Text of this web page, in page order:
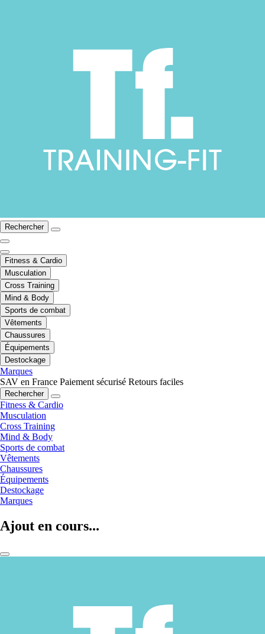
Rechercher
Fitness & Cardio
Musculation
Cross Training
Mind & Body
Sports de combat
Vêtements
Chaussures
Équipements
Destockage
Marques
SAV en France Paiement sécurisé Retours faciles
Rechercher
Fitness & Cardio
Musculation
Cross Training
Mind & Body
Sports de combat
Vêtements
Chaussures
Équipements
Destockage
Marques
Ajout en cours...